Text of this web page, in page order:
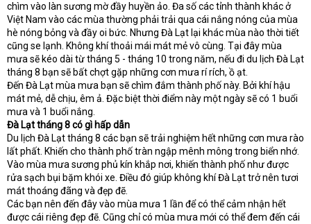
chìm vào làn sương mờ đầy huyền ảo. Đa số các tỉnh thành khác ở
Việt Nam vào các mùa thường phải trải qua cái nắng nóng của mùa
hè nóng bỏng và đầy oi bức. Nhưng Đà Lạt lại khác mùa nào thời tiết
cũng se lạnh. Không khí thoải mái mát mẻ vô cùng. Tại đây mùa
mưa sẽ kéo dài từ tháng 5 - tháng 10 trong năm, nếu đi du lịch Đà Lạt
tháng 8 bạn sẽ bất chợt gặp những cơn mưa rí rích, ồ ạt.
Đến Đà Lạt mùa mưa bạn sẽ chìm đắm thành phố này. Bởi khí hậu
mát mẻ, dễ chịu, êm ả. Đặc biệt thời điểm này một ngày sẽ có 1 buổi
mưa và 1 buổi nắng.
Đà Lạt tháng 8 có gì hấp dẫn
Du lịch Đà Lạt tháng 8 các bạn sẽ trải nghiệm hết những cơn mưa rào
lất phất. Khiến cho thành phố tràn ngập mênh mông trong biển nhớ.
Vào mùa mưa sương phủ kín khắp nơi, khiến thành phố như được
rửa sạch bụi bặm khói xe. Điều đó giúp không khí Đà Lạt trở nên tươi
mát thoáng đãng và đẹp đẽ.
Các bạn nên đến đây vào mùa mưa 1 lần để có thể cảm nhận hết
được cái riêng đẹp đẽ. Cũng chỉ có mùa mưa mới có thể đem đến cái